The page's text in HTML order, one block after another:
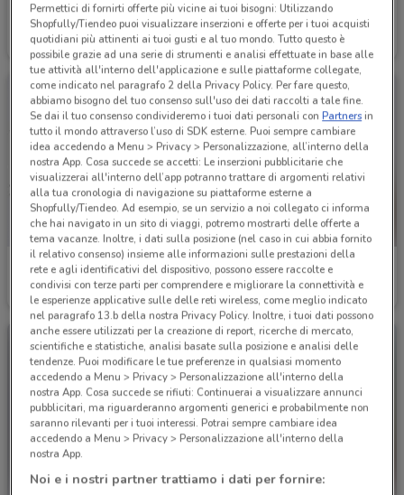
TIM
Scade il 31/12 249 m
Carrefour Market
Scade il 31/08
Douglas
Scade il 22/09 460 m
Diana Gallesi
Scade il 31/08 552 m
Permettici di fornirti offerte più vicine ai tuoi bisogni: Utilizzando
Shopfully/Tiendeo puoi visualizzare inserzioni e offerte per i tuoi acquisti
quotidiani più attinenti ai tuoi gusti e al tuo mondo. Tutto questo è
possibile grazie ad una serie di strumenti e analisi effettuate in base alle
tue attività all'interno dell'applicazione e sulle piattaforme collegate,
come indicato nel paragrafo 2 della Privacy Policy. Per fare questo,
abbiamo bisogno del tuo consenso sull'uso dei dati raccolti a tale fine.
Se dai il tuo consenso condivideremo i tuoi dati personali conPartnersin
tutto il mondo attraverso l’uso di SDK esterne. Puoi sempre cambiare
idea accedendo a Menu > Privacy > Personalizzazione, all’interno della
nostra App. Cosa succede se accetti: Le inserzioni pubblicitarie che
visualizzerai all'interno dell’app potranno trattare di argomenti relativi
alla tua cronologia di navigazione su piattaforme esterne a
Shopfully/Tiendeo. Ad esempio, se un servizio a noi collegato ci informa
che hai navigato in un sito di viaggi, potremo mostrarti delle offerte a
tema vacanze. Inoltre, i dati sulla posizione (nel caso in cui abbia fornito
il relativo consenso) insieme alle informazioni sulle prestazioni della
rete e agli identificativi del dispositivo, possono essere raccolte e
condivisi con terze parti per comprendere e migliorare la connettività e
le esperienze applicative sulle delle reti wireless, come meglio indicato
nel paragrafo 13.b della nostra Privacy Policy. Inoltre, i tuoi dati possono
anche essere utilizzati per la creazione di report, ricerche di mercato,
scientifiche e statistiche, analisi basate sulla posizione e analisi delle
tendenze. Puoi modificare le tue preferenze in qualsiasi momento
accedendo a Menu > Privacy > Personalizzazione all'interno della
nostra App. Cosa succede se rifiuti: Continuerai a visualizzare annunci
pubblicitari, ma riguarderanno argomenti generici e probabilmente non
saranno rilevanti per i tuoi interessi. Potrai sempre cambiare idea
accedendo a Menu > Privacy > Personalizzazione all'interno della
nostra App.
Noi e i nostri partner trattiamo i dati per fornire: